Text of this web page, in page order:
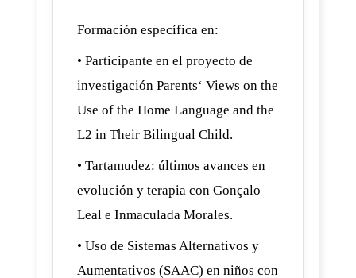
Formación específica en:
• Participante en el proyecto de
investigación Parents‘ Views on the
Use of the Home Language and the
L2 in Their Bilingual Child.
• Tartamudez: últimos avances en
evolución y terapia con Gonçalo
Leal e Inmaculada Morales.
• Uso de Sistemas Alternativos y
Aumentativos (SAAC) en niños con